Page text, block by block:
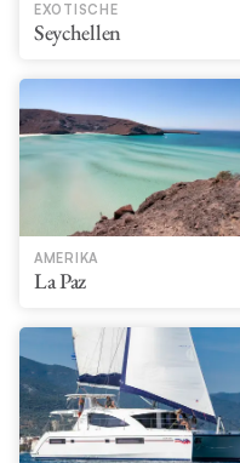
EXOTISCHE
Seychellen
AMERIKA
La Paz